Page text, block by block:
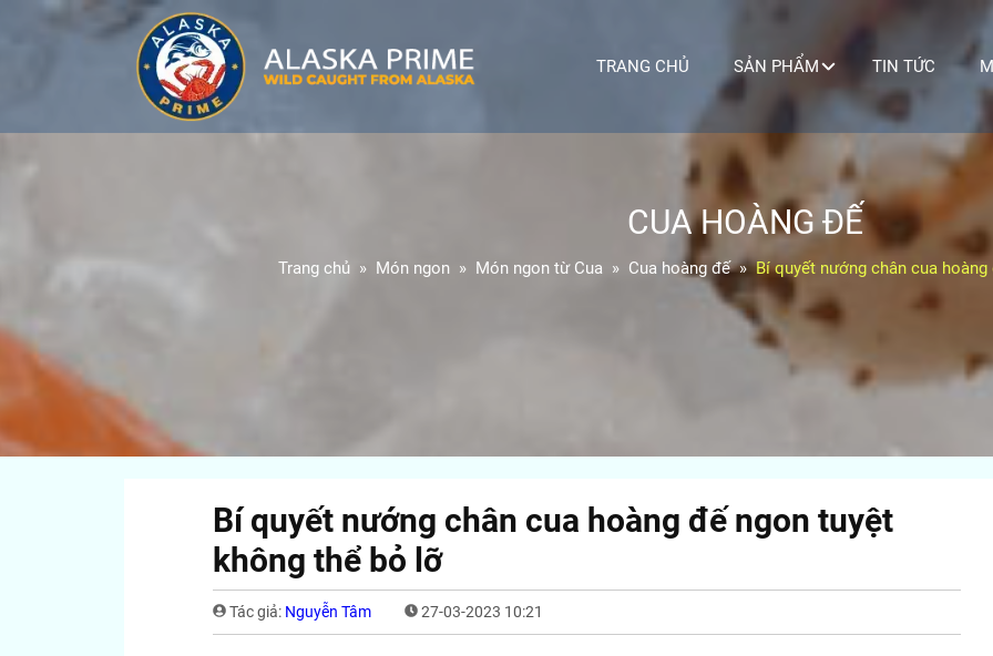
TRANG CHỦ SẢN PHẨM TIN TỨC
CUA HOÀNG ĐẾ
Trang chủ Món ngon Món ngon từ Cua Cua hoàng đế Bí quyết nướng chân cua
Bí quyết nướng chân cua hoàng đế ngon tuyệt
không thể bỏ lỡ
Tác giả: Nguyễn Tâm 27-03-2023 10:21